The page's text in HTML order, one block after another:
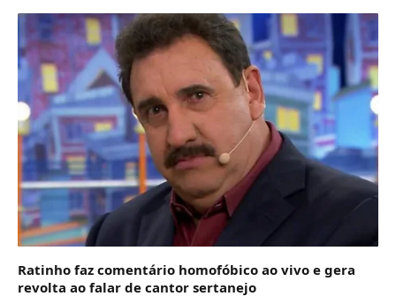
Ratinho faz comentário homofóbico ao vivo e gera
revolta ao falar de cantor sertanejo